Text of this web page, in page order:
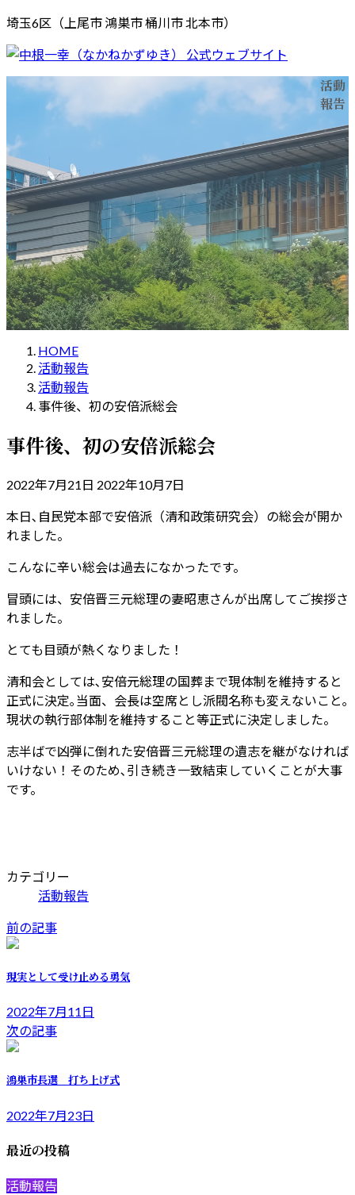
コ
ン
テ
ン
ス
キ
ッ
プ
ナ
ビ
ゲ
ー
ン
に
移
動
埼玉6区（上尾市 鴻巣市 桶川市 北本市）
ホーム プロフィール
応援する
お問い合わせ
活動
報告
HOME
活動報告
活動報告
事件後、初の安倍派総会
事件後、初の安倍派総会
2022年7月21日 最
更
日
時
:
2022年10月7日
本日､自民党本部で安倍派（清和政策研究会）の総会が開か
れました。
こんなに辛い総会は過去になかったです。
冒頭には、安倍晋三元総理の妻昭恵さんが出席してご挨拶さ
れました。
とても目頭が熱くなりました！
清和会としては､安倍元総理の国葬まで現体制を維持すると
正式に決定｡当面、会長は空席とし派閥名称も変えないこと｡
現状の執行部体制を維持すること等正式に決定しました。
志半ばで凶弾に倒れた安倍晋三元総理の遺志を継がなければ
いけない！そのため､引き続き一致結束していくことが大事
です。
カテゴリー
活動報告
前の記事
現実として受け止める勇気
2022年7月11日
次の記事
鴻巣市長選 打ち上げ式
2022年7月23日
最近の投稿
活動報告